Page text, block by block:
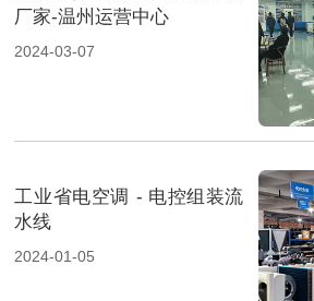
厂家-温州运营中心
2024-03-07
工业省电空调 - 电控组装流
水线
2024-01-05